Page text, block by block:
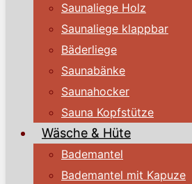
Saunaliege Holz
Saunaliege klappbar
Bäderliege
Saunabänke
Saunahocker
Sauna Kopfstütze
Wäsche & Hüte
Bademantel
Bademantel mit Kapuze